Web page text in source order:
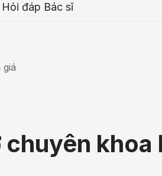
Hỏi đáp Bác sĩ
chuyên khoa